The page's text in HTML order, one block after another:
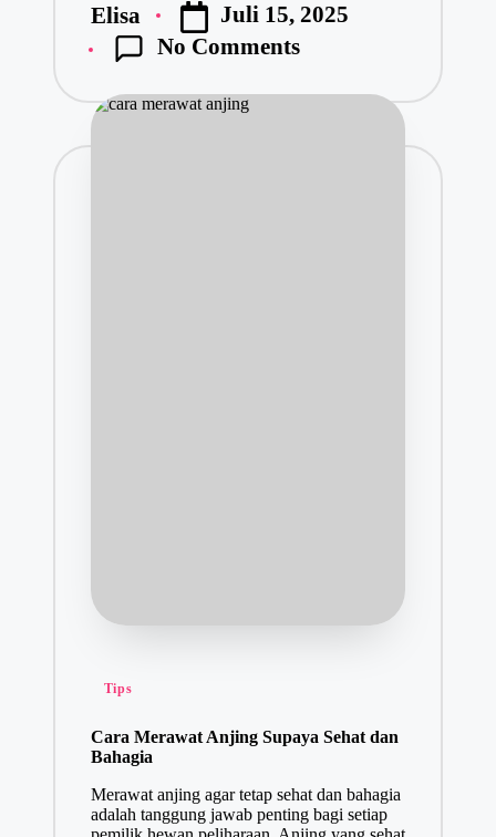
Elisa
Juli 15, 2025
No Comments
Tips
Cara Merawat Anjing Supaya Sehat dan
Bahagia
Merawat anjing agar tetap sehat dan bahagia
adalah tanggung jawab penting bagi setiap